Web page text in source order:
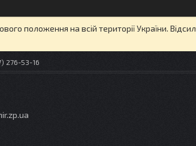
положення на всій території України.
276-53-16